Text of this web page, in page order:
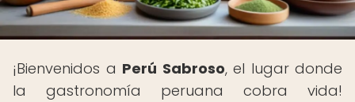
¡Bienvenidos a Perú Sabroso, el lugar donde
la gastronomía peruana cobra vida!